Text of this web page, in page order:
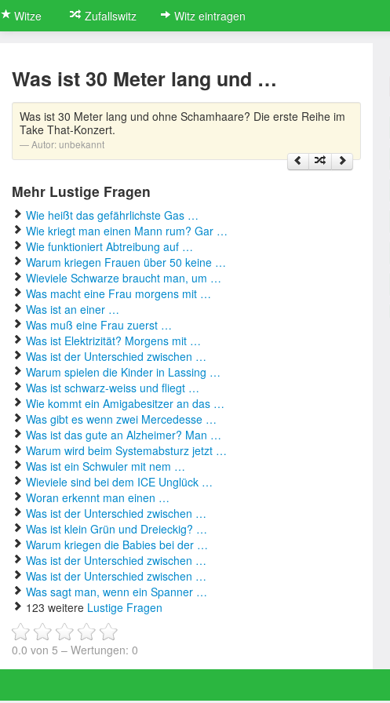
Witze Zufallswitz Witz eintragen
Was ist 30 Meter lang und …
Was ist 30 Meter lang und ohne Schamhaare? Die erste Reihe im
Take That-Konzert.
Autor:unbekannt
Mehr Lustige Fragen
Wie heißt das gefährlichste Gas …
Wie kriegt man einen Mann rum? Gar …
Wie funktioniert Abtreibung auf …
Warum kriegen Frauen über 50 keine …
Wieviele Schwarze braucht man, um …
Was macht eine Frau morgens mit …
Was ist an einer …
Was muß eine Frau zuerst …
Was ist Elektrizität? Morgens mit …
Was ist der Unterschied zwischen …
Warum spielen die Kinder in Lassing …
Was ist schwarz-weiss und fliegt …
Wie kommt ein Amigabesitzer an das …
Was gibt es wenn zwei Mercedesse …
Was ist das gute an Alzheimer? Man …
Warum wird beim Systemabsturz jetzt …
Was ist ein Schwuler mit nem …
Wieviele sind bei dem ICE Unglück …
Woran erkennt man einen …
Was ist der Unterschied zwischen …
Was ist klein Grün und Dreieckig? …
Warum kriegen die Babies bei der …
Was ist der Unterschied zwischen …
Was ist der Unterschied zwischen …
Was sagt man, wenn ein Spanner …
123 weitere Lustige Fragen
0.0 von 5 – Wertungen: 0